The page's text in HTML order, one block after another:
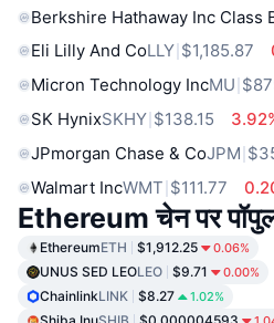
Berkshire Hathaway Inc Class
Eli Lilly And CoLLY $1,185.87
Micron Technology IncMU
SK HynixSKHY $138.15
JPmorgan Chase & CoJPM
Walmart IncWMT $111.77
Ethereum चेन पर
EthereumETH $1,912.25 0.06%
UNUS SED LEOLEO $9.71 0.00%
ChainlinkLINK $8.27 1.02%